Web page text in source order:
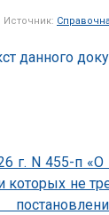
Источник:
г. N 455-п
не